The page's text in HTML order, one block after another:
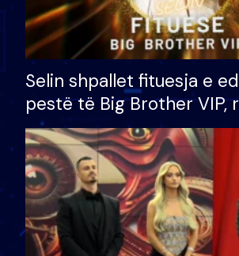
Selin shpallet fituesja e
pestë të Big Brother VIP,
çmimin e madh prej 100